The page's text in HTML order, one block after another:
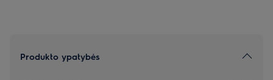
Produkto ypatybės